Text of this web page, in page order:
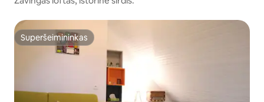
Superšeimininkas
Superšeimininkas